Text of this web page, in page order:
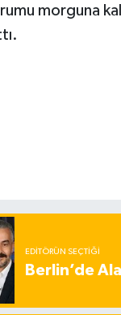
morguna
EDITÖRÜN SEÇTIĞI
Berlin’de